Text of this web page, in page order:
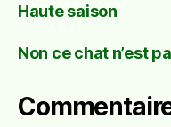
Haute saison
Non ce chat n’est